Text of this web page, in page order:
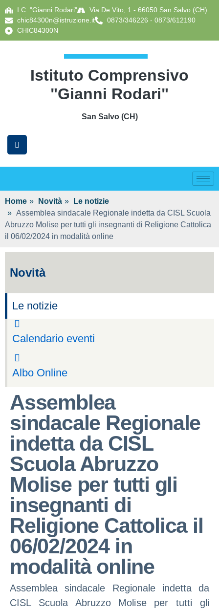
I.C. "Gianni Rodari"
Via De Vito, 1 - 66050 San Salvo (CH)
chic84300n@istruzione.it
0873/346226 - 0873/612190
CHIC84300N
Istituto Comprensivo
"Gianni Rodari"
San Salvo (CH)
Home Novità
Le notizie
Assemblea sindacale Regionale indetta da CISL Scuola
Abruzzo Molise per tutti gli insegnanti di Religione Cattolica
il 06/02/2024 in modalità online
Novità
Le notizie
Calendario eventi
Albo Online
Assemblea
sindacale Regionale
indetta da CISL
Scuola Abruzzo
Molise per tutti gli
insegnanti di
Religione Cattolica il
06/02/2024 in
modalità online
Assemblea sindacale Regionale indetta da
CISL Scuola Abruzzo Molise per tutti gli